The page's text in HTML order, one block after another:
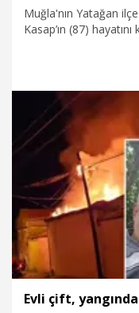
Muğla'nın Yatağan
Kasap’ın (87)
benzin dökerek
11.03.2026 Gündem
Evli çift,